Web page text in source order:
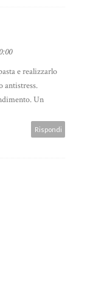
e realizzarlo
antistress.
Un
Rispondi